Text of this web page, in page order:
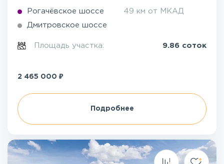
Рогачёвское шоссе 49 км от МКАД
Дмитровское шоссе
Площадь участка: 9.86 соток
2 465 000 ₽
Подробнее